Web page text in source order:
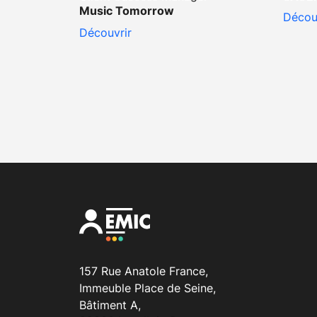
Music Tomorrow
Découvrir
157 Rue Anatole France,
Immeuble Place de Seine,
Bâtiment A,